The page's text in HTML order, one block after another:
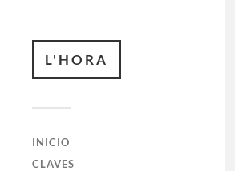
L'HORA
INICIO
CLAVES